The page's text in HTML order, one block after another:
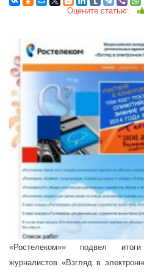
Оцените статью:
«Ростелеком»» подвел
журналистов «Взгляд в